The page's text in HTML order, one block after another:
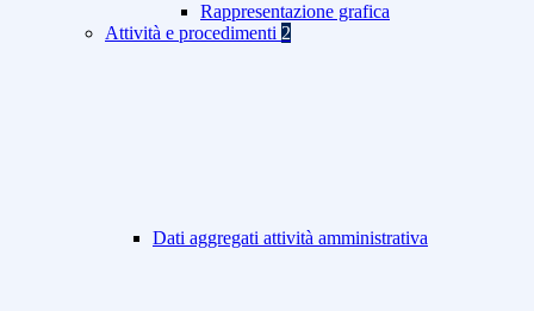
Rappresentazione grafica
Attività e procedimenti 2
Dati aggregati attività amministrativa